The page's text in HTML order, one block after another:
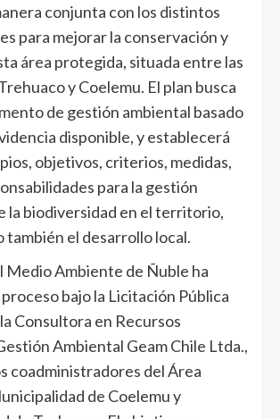
conjunta con los distintos
para mejorar la conservación y
área protegida, situada entre las
y Coelemu. El plan busca
de gestión ambiental basado
disponible, y establecerá
objetivos, criterios, medidas,
para la gestión
la biodiversidad en el territorio,
también el desarrollo local.
Medio Ambiente de Ñuble ha
bajo la Licitación Pública
Consultora en Recursos
Ambiental Geam Chile Ltda.,
coadministradores del Área
de Coelemu y